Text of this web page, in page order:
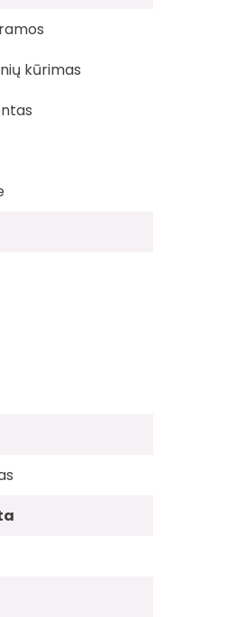
kūrimas